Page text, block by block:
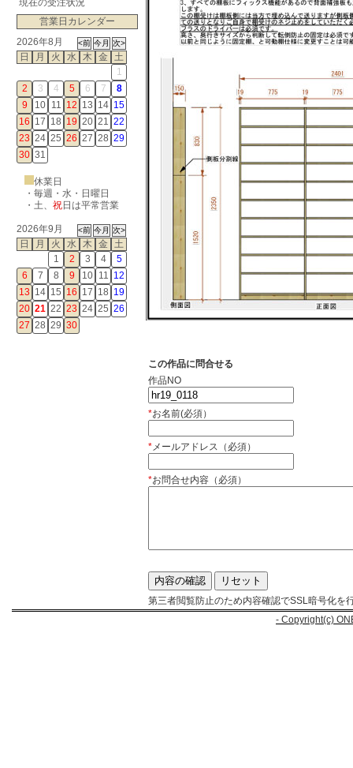
現在の受注状況
営業日カレンダー
2026年8月
日
月 火 水 木 金
土
1
2
3 4 5 6 7
8
9
10 11 12 13 14 15
16 17 18 19 20 21 22
23 24 25 26 27 28 29
30 31
休業日
・毎週・水・日曜日
・ 土、 祝日は平常営業
2026年9月
日
月 火 水 木 金
土
1
2 3 4
5
6
7 8 9 10 11 12
13 14 15 16 17 18 19
20 21 22 23 24 25 26
27 28 29 30
この作品に問合せる
作品NO
*お名前(必須）
*メールアドレス（必須）
*お問合せ内容（必須）
第三者閲覧防止のため内容確認でSSL暗号化を
- Copyright(c)